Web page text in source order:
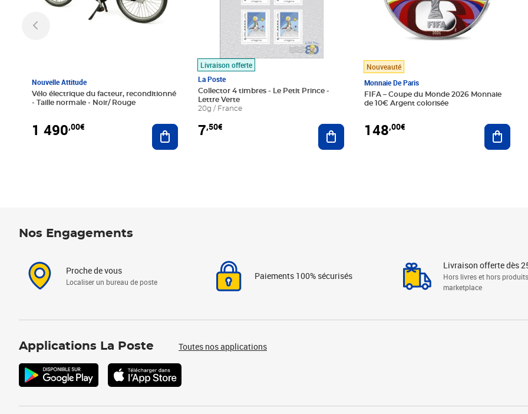
Nouvelle Attitude
Vélo électrique du facteur, reconditionné
- Taille normale - Noir/ Rouge
1 490,00€ Ajouter au panier
Livraison offerte
La Poste
Collector 4 timbres - Le Petit Prince -
Lettre Verte
20g / France
7,50€ Ajouter au panier
Nouveauté
Monnaie De Paris
FIFA – Coupe du Monde 2026 Monnaie
de 10€ Argent colorisée
148,00€
Nos Engagements
Proche de vous
Localiser un bureau de poste
Paiements 100% sécurisés
Livraison offerte dès
Hors livres et hors produits
marketplace
Applications La Poste Toutes nos applications